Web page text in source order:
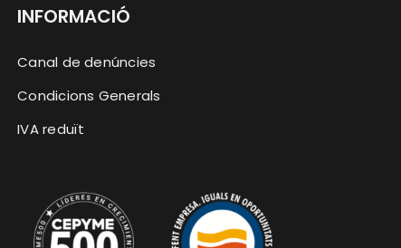
INFORMACIÓ
Canal de denúncies
Condicions Generals
IVA reduït